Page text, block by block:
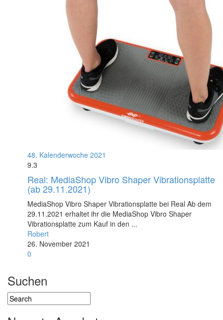
48. Kalenderwoche 2021
9.3
Real: MediaShop Vibro Shaper Vibrationsplatte
(ab 29.11.2021)
MediaShop Vibro Shaper Vibrationsplatte bei Real Ab dem
29.11.2021 erhaltet ihr die MediaShop Vibro Shaper
Vibrationsplatte zum Kauf in den ...
Robert
26. November 2021
0
Suchen